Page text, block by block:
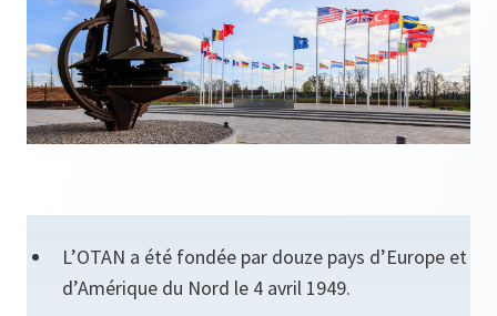
L’OTAN a été fondée par douze pays d’Europe et
d’Amérique du Nord le 4 avril 1949.